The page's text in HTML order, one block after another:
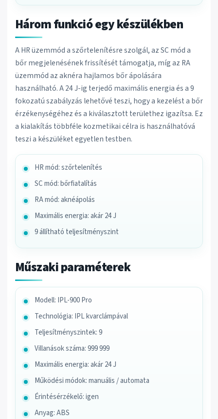
Három funkció egy készülékben
A HR üzemmód a szőrtelenítésre szolgál, az SC mód a
bőr megjelenésének frissítését támogatja, míg az RA
üzemmód az aknéra hajlamos bőr ápolására
használható. A 24 J-ig terjedő maximális energia és a 9
fokozatú szabályzás lehetővé teszi, hogy a kezelést a bőr
érzékenységéhez és a kiválasztott területhez igazítsa. Ez
a kialakítás többféle kozmetikai célra is használhatóvá
teszi a készüléket egyetlen testben.
HR mód: szőrtelenítés
SC mód: bőrfiatalítás
RA mód: aknéápolás
Maximális energia: akár 24 J
9 állítható teljesítményszint
Műszaki paraméterek
Modell: IPL-900 Pro
Technológia: IPL kvarclámpával
Teljesítményszintek: 9
Villanások száma: 999 999
Maximális energia: akár 24 J
Működési módok: manuális / automata
Érintésérzékelő: igen
Anyag: ABS